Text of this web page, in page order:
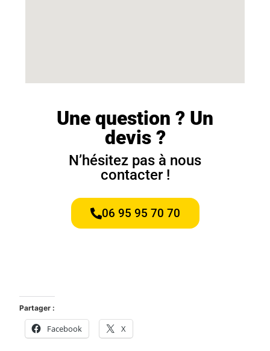
Une question ? Un
devis ?
N’hésitez pas à nous
contacter !
06 95 95 70 70
Partager :
Facebook X